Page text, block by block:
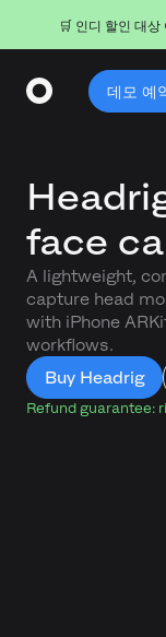
🛒 인디 할인 대상
데모 예
face
A lightweight,
capture head
with iPhone
workflows.
Buy Headrig
Refund guarantee: